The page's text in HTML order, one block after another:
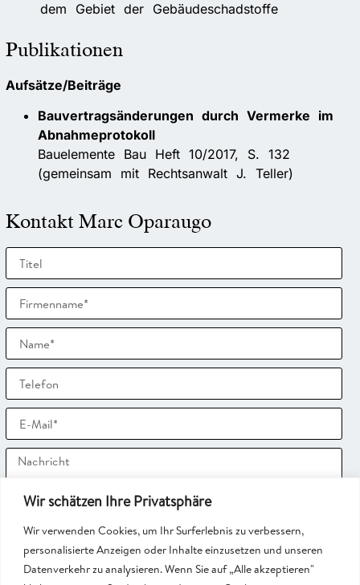
Wir schätzen Ihre Privatsphäre
Wir verwenden Cookies, um Ihr Surferlebnis zu verbessern,
personalisierte Anzeigen oder Inhalte einzusetzen und unseren
Datenverkehr zu analysieren. Wenn Sie auf „Alle akzeptieren"
dem Gebiet der Gebäudeschadstoffe
Publikationen
Aufsätze/Beiträge
Bauvertragsänderungen durch Vermerke im
Abnahmeprotokoll
Bauelemente Bau Heft 10/2017, S. 132
(gemeinsam mit Rechtsanwalt J. Teller)
Kontakt Marc Oparaugo
Ich bin mit der Speicherung, Verarbeitung und Nutzung
meiner (personenbezogenen) Daten zum Zwecke der